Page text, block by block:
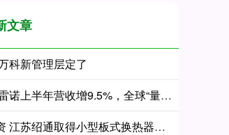
文章
科新管理层定了
星星配资 雷诺上半年营收增9.5%，全球“量减收增”
中国星配资 江苏绍通取得小型板式换热器专利, 显著提高了换热器的密封性能